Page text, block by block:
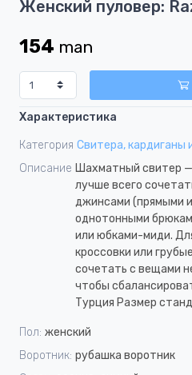
1
2
Женский пуловер:
154 man
Характеристика
Категория Свитера, кардиганы
Описание Шахматный свитер
лучше всего
джинсами (прямыми
однотонными
или юбками-миди.
кроссовки или
сочетать с вещами
чтобы
Турция Размер
Пол: женский
Воротник: рубашка воротник